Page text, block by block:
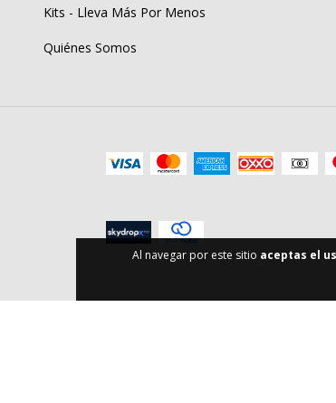
Al navegar por este sitio aceptas el
Kits - Lleva Más Por Menos
Quiénes Somos